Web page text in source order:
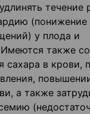
течение
(понижение
у плода и
также
сахара в крови,
а также